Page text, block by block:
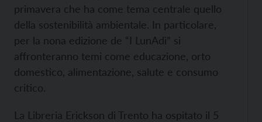
primavera che ha come tema centrale quello
della sostenibilità ambientale. In particolare,
per la nona edizione de “I LunAdì” si
affronteranno temi come educazione, orto
domestico, alimentazione, salute e consumo
critico.
La Libreria Erickson di Trento ha ospitato il 5